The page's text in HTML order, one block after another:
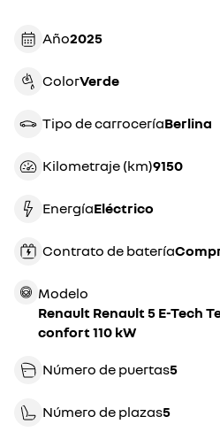
Año 2025
Color verde
Tipo de carrocería berlina
Kilometraje (km) 9150
Energía eléctrico
Contrato de batería
Modelo
Renault Renault 5 E-Tech Techno autonomía
confort 110 kW
Número de puertas5
Número de plazas5